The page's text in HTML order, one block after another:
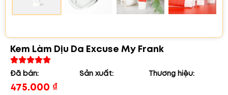
Kem Làm Dịu Da Excuse My Frank
Đã bán: Sản xuất: Thương hiệu:
475.000 ₫